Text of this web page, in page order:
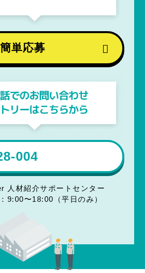
004
人材紹介サポートセンター
9:00〜18:00（平日のみ）
単応募